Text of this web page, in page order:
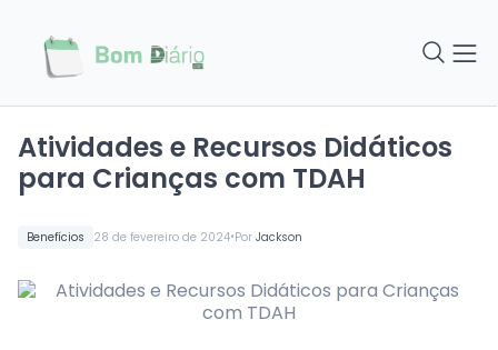
Benefícios 28 de fevereiro de 2024•Por Jackson
Atividades e Recursos Didáticos
para Crianças com TDAH